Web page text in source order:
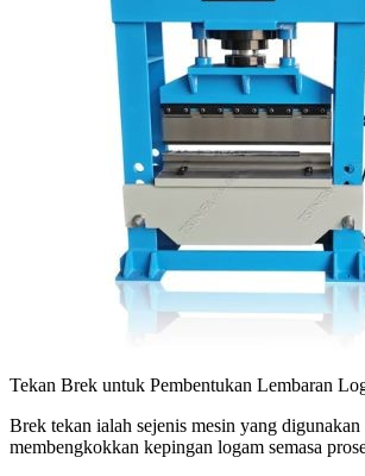
Tekan Brek untuk Pembentukan Lembaran
Brek tekan ialah sejenis mesin yang
membengkokkan kepingan logam semasa